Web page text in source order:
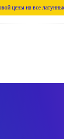
латунные изделия!!!